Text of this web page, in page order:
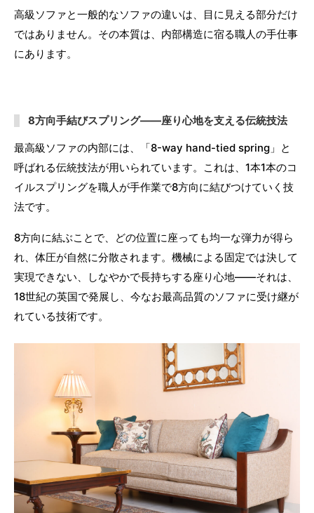
高級ソファと一般的なソファの違いは、目に見える部分だけ
ではありません。その本質は、内部構造に宿る職人の手仕事
にあります。
8方向手結びスプリング——座り心地を支える伝統技法
最高級ソファの内部には、「8-way hand-tied spring」と
呼ばれる伝統技法が用いられています。これは、1本1本のコ
イルスプリングを職人が手作業で8方向に結びつけていく技
法です。
8方向に結ぶことで、どの位置に座っても均一な弾力が得ら
れ、体圧が自然に分散されます。機械による固定では決して
実現できない、しなやかで長持ちする座り心地——それは、
18世紀の英国で発展し、今なお最高品質のソファに受け継が
れている技術です。